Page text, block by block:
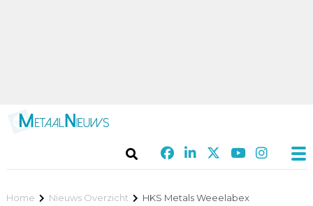
Home Nieuws Overzicht
HKS Metals Weeelabex